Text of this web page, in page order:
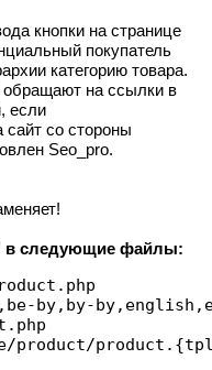
кнопки на странице
покупатель
категорию товара.
обращают на ссылки в
если
сайт со стороны
Seo_pro.
в следующие файлы:
by,by-
product/